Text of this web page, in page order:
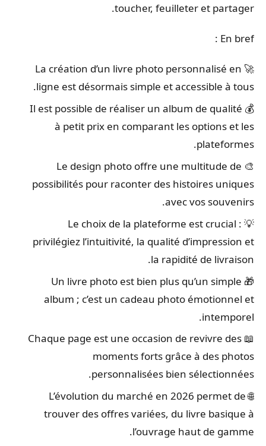
toucher, feuilleter et partager.
En bref :
🚀 La création d’un livre photo personnalisé en
ligne est désormais simple et accessible à tous.
💰 Il est possible de réaliser un album de qualité
à petit prix en comparant les options et les
plateformes.
🎨 Le design photo offre une multitude de
possibilités pour raconter des histoires uniques
avec vos souvenirs.
💡 Le choix de la plateforme est crucial :
privilégiez l’intuitivité, la qualité d’impression et
la rapidité de livraison.
🎁 Un livre photo est bien plus qu’un simple
album ; c’est un cadeau photo émotionnel et
intemporel.
📖 Chaque page est une occasion de revivre des
moments forts grâce à des photos
personnalisées bien sélectionnées.
🌐 L’évolution du marché en 2026 permet de
trouver des offres variées, du livre basique à
l’ouvrage haut de gamme.